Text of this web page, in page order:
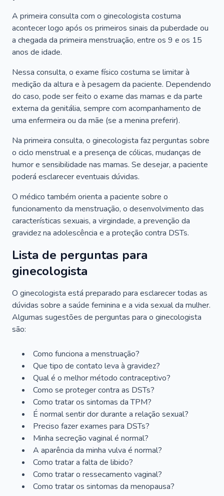
A primeira consulta com o ginecologista costuma
acontecer logo após os primeiros sinais da puberdade ou
a chegada da primeira menstruação, entre os 9 e os 15
anos de idade.
Nessa consulta, o exame físico costuma se limitar à
medição da altura e à pesagem da paciente. Dependendo
do caso, pode ser feito o exame das mamas e da parte
externa da genitália, sempre com acompanhamento de
uma enfermeira ou da mãe (se a menina preferir).
Na primeira consulta, o ginecologista faz perguntas sobre
o ciclo menstrual e a presença de cólicas, mudanças de
humor e sensibilidade nas mamas. Se desejar, a paciente
poderá esclarecer eventuais dúvidas.
O médico também orienta a paciente sobre o
funcionamento da menstruação, o desenvolvimento das
características sexuais, a virgindade, a prevenção da
gravidez na adolescência e a proteção contra DSTs.
Lista de perguntas para
ginecologista
O ginecologista está preparado para esclarecer todas as
dúvidas sobre a saúde feminina e a vida sexual da mulher.
Algumas sugestões de perguntas para o ginecologista
são:
Como funciona a menstruação?
Que tipo de contato leva à gravidez?
Qual é o melhor método contraceptivo?
Como se proteger contra as DSTs?
Como tratar os sintomas da TPM?
É normal sentir dor durante a relação sexual?
Preciso fazer exames para DSTs?
Minha secreção vaginal é normal?
A aparência da minha vulva é normal?
Como tratar a falta de libido?
Como tratar o ressecamento vaginal?
Como tratar os sintomas da menopausa?